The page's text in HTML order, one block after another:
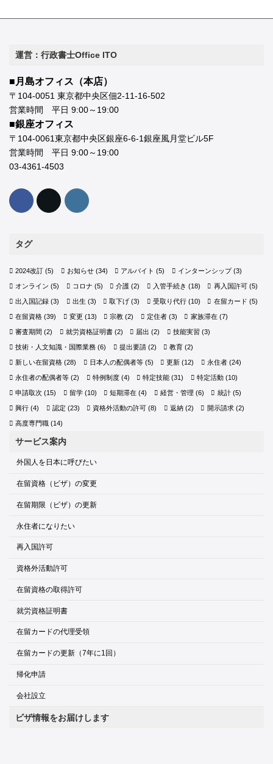
運営：行政書士Office ITO
■月島オフィス（本店）
〒104-0051 東京都中央区佃2-11-16-502
営業時間 平日 9:00～19:00
■銀座オフィス
〒104-0061東京都中央区銀座6-6-1銀座風月堂ビル5F
営業時間 平日 9:00～19:00
03-4361-4503
タグ
2024改訂 (5) お知らせ(34) アルバイト (5) インターンシップ(3)
オンライン (5) コロナ (5) 介護 (2) 入管手続き (18) 再入国許可(5)
出入国記録 (3) 出生 (3) 取下げ (3) 受取り代行(10) 在留カード (5)
在留資格 (39) 変更 (13) 宗教 (2) 定住者(3) 家族滞在(7)
審査期間 (2) 就労資格証明書(2) 届出 (2) 技能実習 (3)
技術・人文知識・国際業務 (6) 提出要請(2) 教育 (2)
新しい在留資格 (28) 日本人の配偶者等(5) 更新 (12) 永住者(24)
永住者の配偶者等 (2) 特例制度(4) 特定技能 (31) 特定活動(10)
申請取次 (15) 留学(10) 短期滞在 (4) 経営・管理 (6) 統計(5)
興行 (4) 認定 (23) 資格外活動の許可 (8) 返納(2) 開示請求(2)
高度専門職 (14)
サービス案内
外国人を日本に呼びたい
在留資格（ビザ）の変更
在留期限（ビザ）の更新
永住者になりたい
再入国許可
資格外活動許可
在留資格の取得許可
就労資格証明書
在留カードの代理受領
在留カードの更新（7年に1回）
帰化申請
会社設立
ビザ情報をお届けします